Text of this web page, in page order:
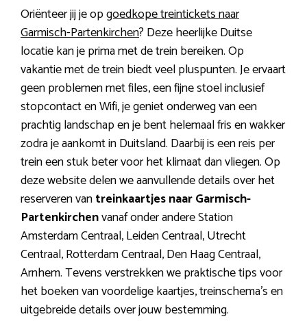
Oriënteer jij je opgoedkope treintickets naar
Garmisch-Partenkirchen? Deze heerlijke Duitse
locatie kan je prima met de trein bereiken. Op
vakantie met de trein biedt veel pluspunten. Je ervaart
geen problemen met files, een fijne stoel inclusief
stopcontact en Wifi, je geniet onderweg van een
prachtig landschap en je bent helemaal fris en wakker
zodra je aankomt in Duitsland. Daarbij is een reis per
trein een stuk beter voor het klimaat dan vliegen. Op
deze website delen we aanvullende details over het
reserveren vantreinkaartjes naar Garmisch-
Partenkirchenvanaf onder andere Station
Amsterdam Centraal, Leiden Centraal, Utrecht
Centraal, Rotterdam Centraal, Den Haag Centraal,
Arnhem. Tevens verstrekken we praktische tips voor
het boeken van voordelige kaartjes, treinschema’s en
uitgebreide details over jouw bestemming.